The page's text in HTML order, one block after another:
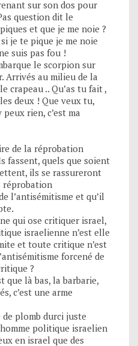
sur son dos pour
question dit le
et que je me noie ?
je te pique je me noie
suis pas fou !
le scorpion sur
Arrivés au milieu de la
crapeau .. Qu’as tu fait ,
deux ! Que veux tu,
rien, c’est ma
de la réprobation
fassent, quels que soient
ils se rassureront
réprobation
l’antisémitisme et qu’il
qui ose critiquer israel,
israelienne n’est elle
et toute critique n’est
forcené de
?
que là bas, la barbarie,
c’est une arme
de plomb durci juste
politique israelien
en israel que des